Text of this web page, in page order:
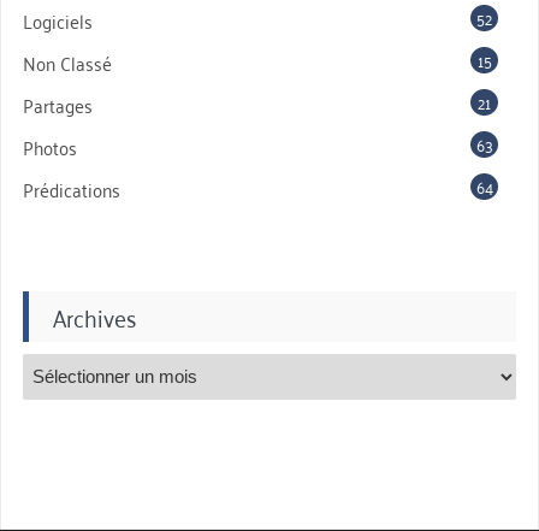
Logiciels 52
Non Classé 15
Partages 21
Photos 63
Prédications 64
Archives